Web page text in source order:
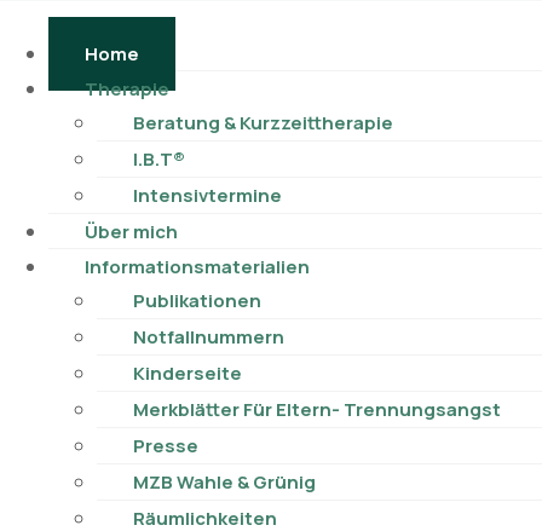
Home
Therapie
Beratung & Kurzzeittherapie
I.B.T®
Intensivtermine
Über mich
Informationsmaterialien
Publikationen​
Notfallnummern
Kinderseite
Merkblätter Für Eltern- Trennungsangst
Presse
MZB Wahle & Grünig
Räumlichkeiten